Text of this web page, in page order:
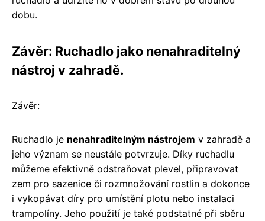
dobu.
Závěr: Ruchadlo jako nenahraditelný
nástroj v zahradě.
Závěr:
Ruchadlo je nenahraditelným nástrojem v zahradě a
jeho význam se neustále potvrzuje. Díky ruchadlu
můžeme efektivně odstraňovat plevel, připravovat
zem pro sazenice či rozmnožování rostlin a dokonce
i vykopávat díry pro umístění plotu nebo instalaci
trampolíny. Jeho použití je také podstatné při sběru